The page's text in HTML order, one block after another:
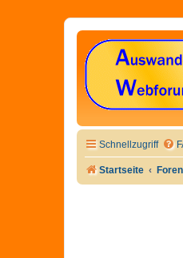
Schnellzugriff
Startseite